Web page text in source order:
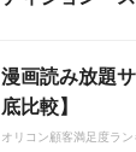
漫画読み放題
底比較】
オリコン顧客満足度ラ